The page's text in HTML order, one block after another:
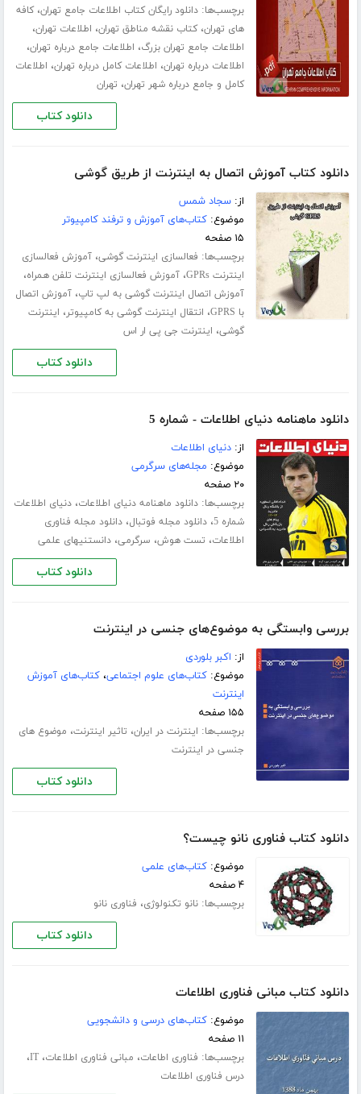
برچسب‌ها:دانلود رایگان کتاب اطلاعات جامع تهران،کافه
های تهران،کتاب نقشه مناطق تهران، اطلاعات تهران،
اطلاعات جامع تهران بزرگ، اطلاعات جامع درباره تهران،
اطلاعات درباره تهران، اطلاعات کامل درباره تهران، اطلاعات
کامل و جامع درباره شهر تهران، تهران
دانلود کتاب
دانلود کتاب آموزش اتصال به اینترنت از طریق گوشی
از:سجاد شمس
موضوع:کتاب‌های آموزش و ترفند کامپیوتر
۱۵ صفحه
برچسب‌ها: فعالسازی اینترنت گوشی،آموزش فعالسازی
اینترنت GPRs
،آموزش فعالسازی اینترنت تلفن همراه،
آموزش اتصال اینترنت گوشی به لپ تاپ،آموزش اتصال
با GPRS
، انتقال اینترنت گوشی به کامپیوتر، اینترنت
گوشی، اینترنت جی پی ار اس
دانلود کتاب
دانلود ماهنامه دنیای اطلاعات - شماره 5
از:دنیای اطلاعات
موضوع: مجله‌های سرگرمی
۲۰ صفحه
برچسب‌ها:دانلود ماهنامه دنیای اطلاعات،دنیای اطلاعات
شماره 5 ،دانلود مجله فوتبال،دانلود مجله فناوری
اطلاعات، تست هوش، سرگرمی،دانستنیهای علمی
دانلود کتاب
بررسی واب‍س‍ت‍گ‍ی‌ ب‍ه‌ م‍وض‍وع‌‌ه‍ای‌ ج‍ن‍س‍ی‌ در ای‍ن‍ت‍رن‍ت
از: اکبر بلوردی
موضوع:کتاب‌های علوم اجتماعی،کتاب‌های آموزش
اینترنت
۱۵۵ صفحه
برچسب‌ها: اینترنت در ایران، تاثیر اینترنت، موضوع های
جنسی در اینترنت
دانلود کتاب
دانلود کتاب فناوری نانو چیست؟
موضوع:کتاب‌های علمی
۴ صفحه
برچسب‌ها:نانو تکنولوژی، فناوری نانو
دانلود کتاب
دانلود کتاب مبانی فناوری اطلاعات
موضوع:کتاب‌های درسی و دانشجویی
۱۱ صفحه
برچسب‌ها: فناوری اطاعات، مبانی فناوری اطلاعات،IT،
درس فناوری اطلاعات